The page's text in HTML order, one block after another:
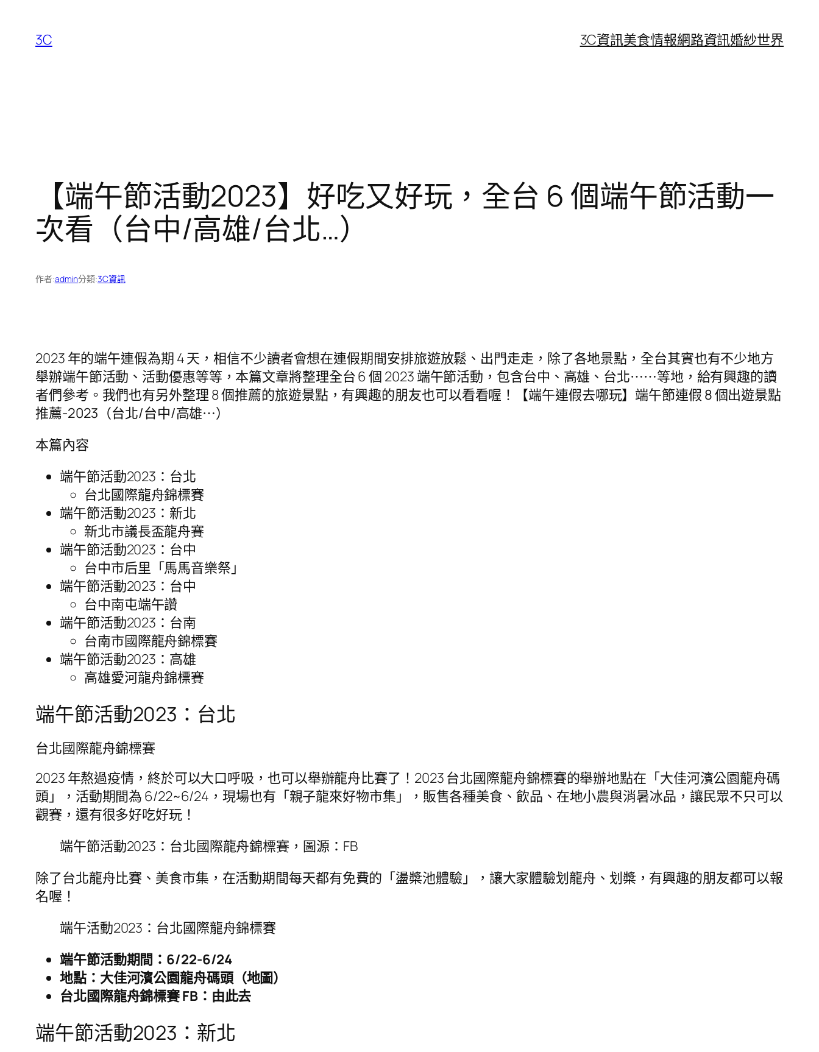
3C 3C資訊美食情報網路資訊婚紗世界
【端午節活動2023】好吃又好玩，全台 6 個端午節活動一
次看（台中/高雄/台北…）
作者:admin分類:3C資訊
2023 年的端午連假為期 4 天，相信不少讀者會想在連假期間安排旅遊放鬆、出門走走，除了各地景點，全台其實也有不少地方
舉辦端午節活動、活動優惠等等，本篇文章將整理全台 6 個 2023 端午節活動，包含台中、高雄、台北⋯⋯等地，給有興趣的讀
者們參考。我們也有另外整理 8 個推薦的旅遊景點，有興趣的朋友也可以看看喔！
【端午連假去哪玩】端午節連假 8 個出遊景點
推薦-2023（台北/台中/高雄⋯）
本篇內容
端午節活動2023：台北
台北國際龍舟錦標賽
端午節活動2023：新北
新北市議長盃龍舟賽
端午節活動2023：台中
台中市后里「馬馬音樂祭」
端午節活動2023：台中
台中南屯端午讚
端午節活動2023：台南
台南市國際龍舟錦標賽
端午節活動2023：高雄
高雄愛河龍舟錦標賽
端午節活動2023：台北
台北國際龍舟錦標賽
2023 年熬過疫情，終於可以大口呼吸，也可以舉辦龍舟比賽了！2023 台北國際龍舟錦標賽的舉辦地點在「大佳河濱公園龍舟碼
頭」，活動期間為 6/22~6/24，現場也有「親子龍來好物市集」，販售各種美食、飲品、在地小農與消暑冰品，讓民眾不只可以
觀賽，還有很多好吃好玩！
端午節活動2023：台北國際龍舟錦標賽，圖源：FB
除了台北龍舟比賽、美食市集，在活動期間每天都有免費的「盪槳池體驗」，讓大家體驗划龍舟、划槳，有興趣的朋友都可以報
名喔！
端午活動2023：台北國際龍舟錦標賽
端午節活動期間：6/22-6/24
地點：大佳河濱公園龍舟碼頭（地圖）
台北國際龍舟錦標賽 FB：由此去
端午節活動2023：新北